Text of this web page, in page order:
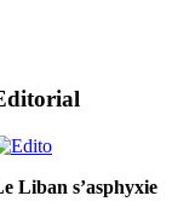
Liban s’asphyxie